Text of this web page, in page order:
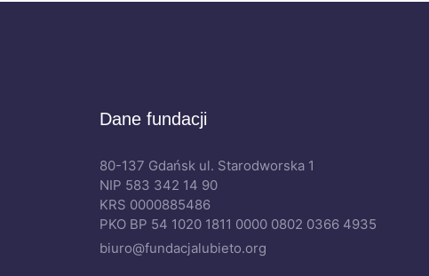
Dane fundacji
80-137 Gdańsk ul. Starodworska 1
NIP 583 342 14 90
KRS 0000885486
PKO BP 54 1020 1811 0000 0802 0366 4935
biuro@fundacjalubieto.org